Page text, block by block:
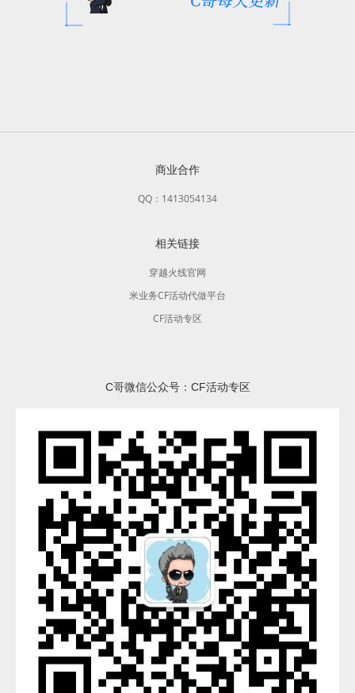
商业合作
QQ：1413054134
相关链接
穿越火线官网
米业务CF活动代做平台
CF活动专区
C哥微信公众号：CF活动专区